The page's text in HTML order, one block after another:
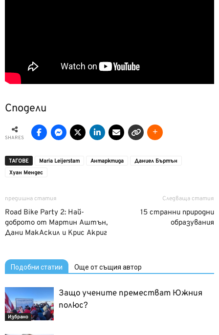
Сподели
SHARES
ТАГОВЕ Maria Leijerstam Антарктида
Даниел Бъртън
Хуан Мендес
предишна статия
Road Bike Party 2: Най-
доброто от Мартин Аштън,
Дани МакАскил и Крис Акриг
Следваща статия
15 странни природни
образувания
Подобни статии Още от същия автор
Избрано
Защо учените преместват Южния
полюс?